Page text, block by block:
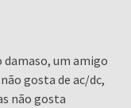
um amigo
gosta de ac/dc,
não gosta